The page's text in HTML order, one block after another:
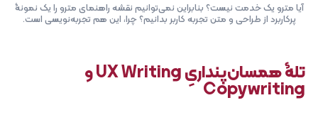
آیا مترو یک خدمت نیست؟ بنابراین نمی‌توانیم نقشه راهنمای مترو را یک نمونۀ
پرکاربرد از طراحی و متن تجربه کاربر بدانیم؟ چرا، این هم تجربه‌نویسی است.
تلۀ همسان‌پنداریِ UX Writing و
Copywriting